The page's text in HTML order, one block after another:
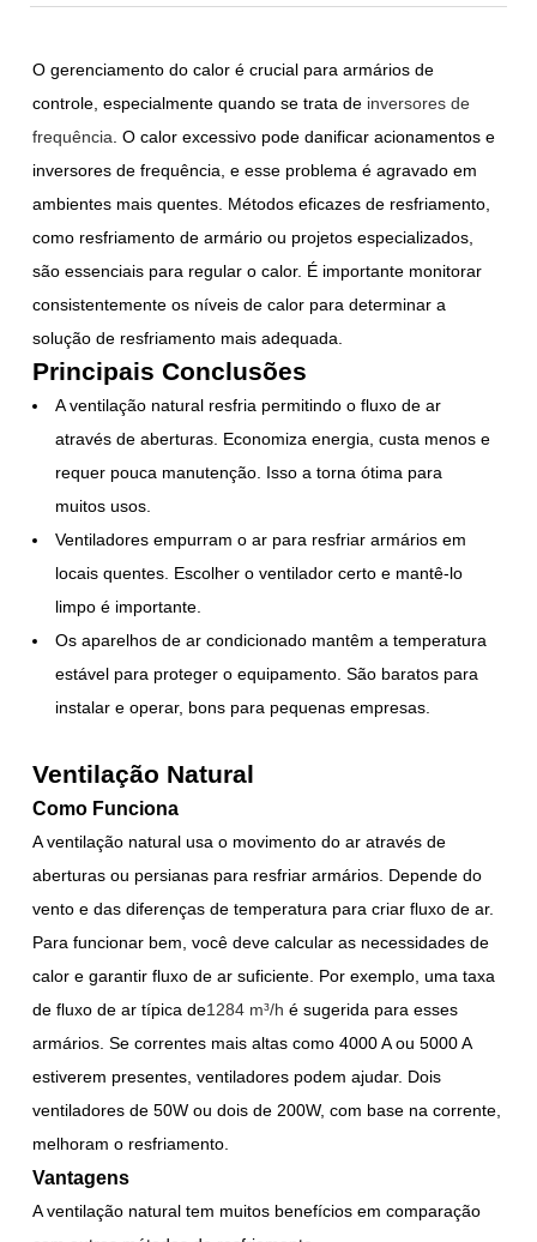
O gerenciamento do calor é crucial para armários de
controle, especialmente quando se trata de inversores de
frequência . O calor excessivo pode danificar acionamentos e
inversores de frequência, e esse problema é agravado em
ambientes mais quentes. Métodos eficazes de resfriamento,
como resfriamento de armário ou projetos especializados,
são essenciais para regular o calor. É importante monitorar
consistentemente os níveis de calor para determinar a
solução de resfriamento mais adequada.
Principais Conclusões
A ventilação natural resfria permitindo o fluxo de ar
através de aberturas. Economiza energia, custa menos e
requer pouca manutenção. Isso a torna ótima para
muitos usos.
Ventiladores empurram o ar para resfriar armários em
locais quentes. Escolher o ventilador certo e mantê-lo
limpo é importante.
Os aparelhos de ar condicionado mantêm a temperatura
estável para proteger o equipamento. São baratos para
instalar e operar, bons para pequenas empresas.
Ventilação Natural
Como Funciona
A ventilação natural usa o movimento do ar através de
aberturas ou persianas para resfriar armários. Depende do
vento e das diferenças de temperatura para criar fluxo de ar.
Para funcionar bem, você deve calcular as necessidades de
calor e garantir fluxo de ar suficiente. Por exemplo, uma taxa
de fluxo de ar típica de1284 m³/h é sugerida para esses
armários. Se correntes mais altas como 4000 A ou 5000 A
estiverem presentes, ventiladores podem ajudar. Dois
ventiladores de 50W ou dois de 200W, com base na corrente,
melhoram o resfriamento.
Vantagens
A ventilação natural tem muitos benefícios em comparação